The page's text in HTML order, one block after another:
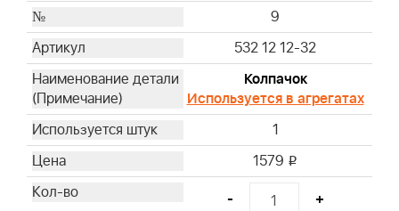
9
532 12 12-32
Колпачок
Используется в агрегатах
1
1579 i
- +